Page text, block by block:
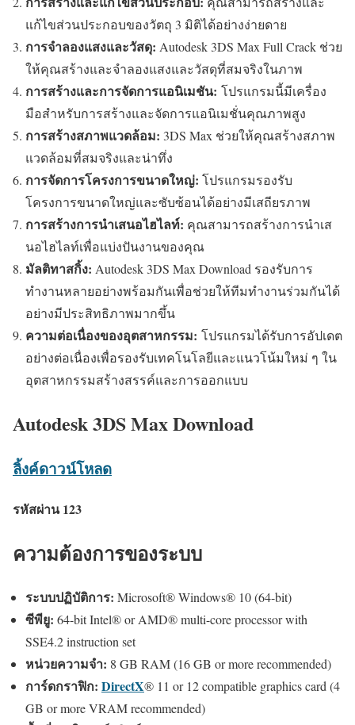
แก้ไขส่วนประกอบของวัตถุ 3 มิติได้อย่างง่ายดาย
การจำลองแสงและวัสดุ: Autodesk 3DS Max Full Crack ช่วย
ให้คุณสร้างและจำลองแสงและวัสดุที่สมจริงในภาพ
การสร้างและการจัดการแอนิเมชัน: โปรแกรมนี้มีเครื่อง
มือสำหรับการสร้างและจัดการแอนิเมชั่นคุณภาพสูง
การสร้างสภาพแวดล้อม: 3DS Max ช่วยให้คุณสร้างสภาพ
แวดล้อมที่สมจริงและน่าทึ่ง
การจัดการโครงการขนาดใหญ่: โปรแกรมรองรับ
โครงการขนาดใหญ่และซับซ้อนได้อย่างมีเสถียรภาพ
การสร้างการนำเสนอไฮไลท์: คุณสามารถสร้างการนำเส
นอไฮไลท์เพื่อแบ่งปันงานของคุณ
มัลติทาสกิ้ง: Autodesk 3DS Max Download รองรับการ
ทำงานหลายอย่างพร้อมกันเพื่อช่วยให้ทีมทำงานร่วมกันได้
อย่างมีประสิทธิภาพมากขึ้น
ความต่อเนื่องของอุตสาหกรรม: โปรแกรมได้รับการอัปเดต
อย่างต่อเนื่องเพื่อรองรับเทคโนโลยีและแนวโน้มใหม่ ๆ ใน
อุตสาหกรรมสร้างสรรค์และการออกแบบ
Autodesk 3DS Max Download
ลิ้งค์ดาวน์โหลด
รหัสผ่าน 123
ความต้องการของระบบ
ระบบปฏิบัติการ: Microsoft® Windows® 10 (64-bit)
ซีพียู: 64-bit Intel® or AMD® multi-core processor with
SSE4.2 instruction set
หน่วยความจำ: 8 GB RAM (16 GB or more recommended)
การ์ดกราฟิก: DirectX® 11 or 12 compatible graphics card (4
GB or more VRAM recommended)